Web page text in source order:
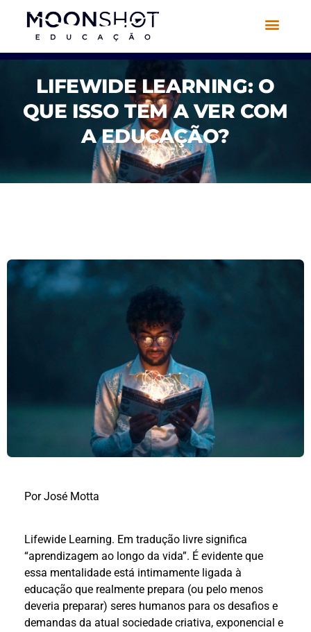
LIFEWIDE LEARNING: O
QUE ISSO TEM A VER COM
A EDUCAÇÃO?
Por José Motta
Lifewide Learning. Em tradução livre significa
“aprendizagem ao longo da vida”. É evidente que
essa mentalidade está intimamente ligada à
educação que realmente prepara (ou pelo menos
deveria preparar) seres humanos para os desafios e
demandas da atual sociedade criativa, exponencial e